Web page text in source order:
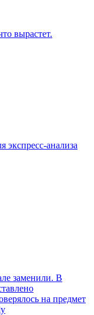
вырастет.
экспресс-анализа
заменили. В
на предмет